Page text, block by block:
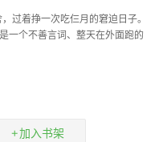
过着挣一次吃仨月的窘迫日子。
一个不善言词、整天在外面跑的
加入书架